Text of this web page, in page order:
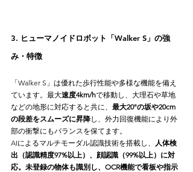
3. ヒューマノイドロボット「Walker S」の強
み・特徴
「Walker S」は優れた歩行性能や多様な機能を備え
ています。最大速度4km/hで移動し、大理石や草地
などの地形に対応すると共に、 最大20°の坂や20cm
の段差をスムーズに昇降し、外力回復機能により外
部の衝撃にもバランスを保てます。
AIによるマルチモーダル認識技術を搭載し、
人体検
出（認識精度97%以上）、顔認識（99%以上）に対
応。未登録の物体も識別し、OCR機能で看板や指示